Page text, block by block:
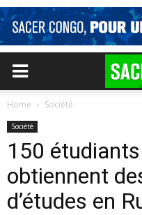
Home Société
Société
150
obtiennent
d’études en